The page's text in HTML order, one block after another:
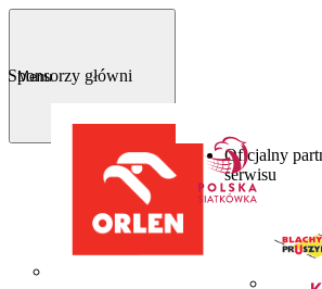
Menu
Sponsorzy główni
Oficjalny
serwisu